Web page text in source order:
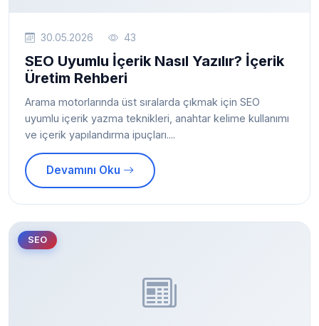
30.05.2026 43
SEO Uyumlu İçerik Nasıl Yazılır? İçerik
Üretim Rehberi
Arama motorlarında üst sıralarda çıkmak için SEO
uyumlu içerik yazma teknikleri, anahtar kelime kullanımı
ve içerik yapılandırma ipuçları....
Devamını Oku
SEO